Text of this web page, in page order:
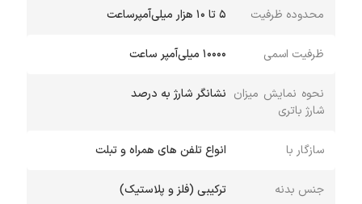
محدوده ظرفیت ۵ تا ۱۰ هزار میلی‌آمپر‌ساعت
ظرفیت اسمی 10000 میلی‌آمپر ساعت
نحوه نمایش میزان
شارژ باتری
نشانگر شارژ به درصد
سازگار با انواع تلفن های همراه و تبلت
جنس بدنه ترکیبی (فلز و پلاستیک)